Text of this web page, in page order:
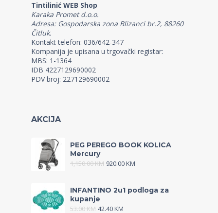
Tintilinić WEB Shop
Karaka Promet d.o.o.
Adresa: Gospodarska zona Blizanci br.2, 88260
Čitluk.
Kontakt telefon: 036/642-347
Kompanija je upisana u trgovački registar:
MBS: 1-1364
IDB 4227129690002
PDV broj: 227129690002
AKCIJA
PEG PEREGO BOOK KOLICA
Mercury
1,150.00KM 920.00KM
INFANTINO 2u1 podloga za
kupanje
53.00KM 42.40KM